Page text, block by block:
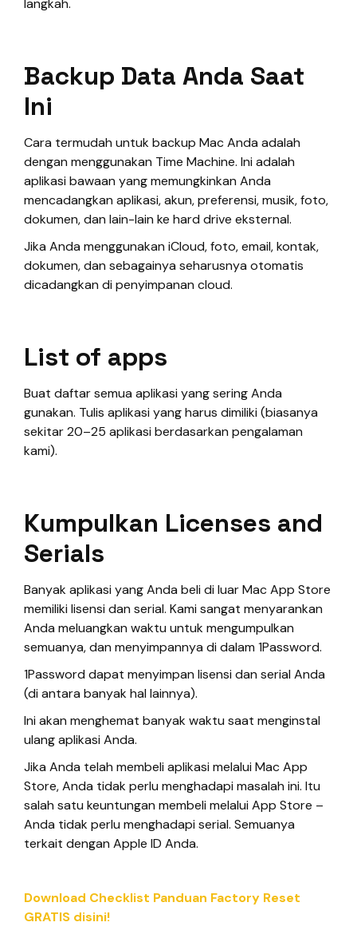
langkah.
Backup Data Anda Saat
Ini
Cara termudah untuk backup Mac Anda adalah
dengan menggunakan Time Machine. Ini adalah
aplikasi bawaan yang memungkinkan Anda
mencadangkan aplikasi, akun, preferensi, musik, foto,
dokumen, dan lain-lain ke hard drive eksternal.
Jika Anda menggunakan iCloud, foto, email, kontak,
dokumen, dan sebagainya seharusnya otomatis
dicadangkan di penyimpanan cloud.
List of apps
Buat daftar semua aplikasi yang sering Anda
gunakan. Tulis aplikasi yang harus dimiliki (biasanya
sekitar 20–25 aplikasi berdasarkan pengalaman
kami).
Kumpulkan Licenses and
Serials
Banyak aplikasi yang Anda beli di luar Mac App Store
memiliki lisensi dan serial. Kami sangat menyarankan
Anda meluangkan waktu untuk mengumpulkan
semuanya, dan menyimpannya di dalam 1Password.
1Password dapat menyimpan lisensi dan serial Anda
(di antara banyak hal lainnya).
Ini akan menghemat banyak waktu saat menginstal
ulang aplikasi Anda.
Jika Anda telah membeli aplikasi melalui Mac App
Store, Anda tidak perlu menghadapi masalah ini. Itu
salah satu keuntungan membeli melalui App Store –
Anda tidak perlu menghadapi serial. Semuanya
terkait dengan Apple ID Anda.
Download Checklist Panduan Factory Reset
GRATIS disini!